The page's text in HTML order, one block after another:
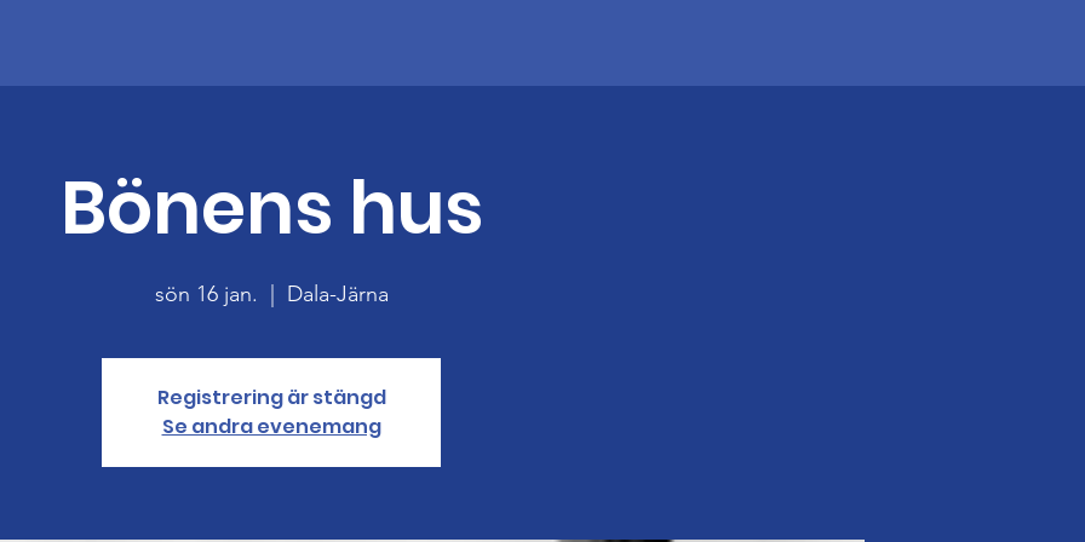
Bönens hus
sön 16 jan. Dala-Järna
Registrering är stängd
Se andra evenemang